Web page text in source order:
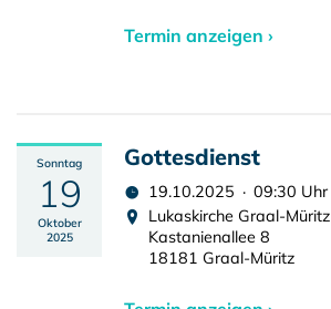
Termin anzeigen ›
Sonntag
19
Oktober
2025
Gottesdienst
19.10.2025 · 09:30 Uhr
Lukaskirche Graal-Müritz
Kastanienallee 8
18181 Graal-Müritz